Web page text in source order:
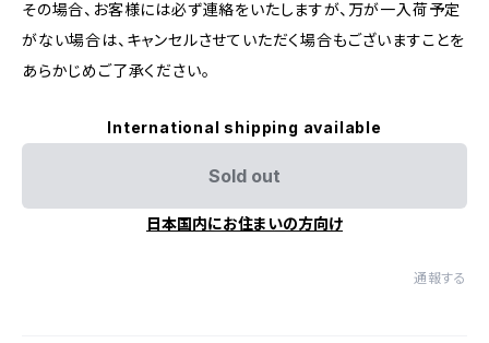
その場合、お客様には必ず連絡をいたしますが、万が一入荷予定
がない場合は、キャンセルさせていただく場合もございますことを
あらかじめご了承ください。
International shipping available
Sold out
日本国内にお住まいの方向け
通報する